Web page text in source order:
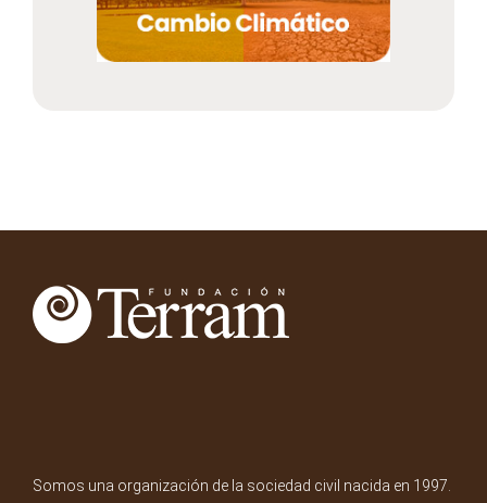
Somos una organización de la sociedad civil nacida en 1997.